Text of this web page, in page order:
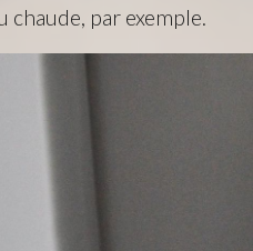
chaude, par exemple.